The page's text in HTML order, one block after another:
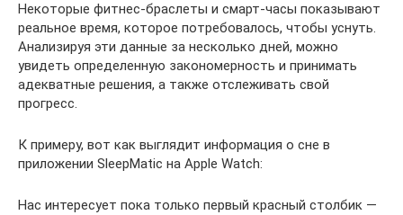
Некоторые фитнес-браслеты и смарт-часы показывают
реальное время, которое потребовалось, чтобы уснуть.
Анализируя эти данные за несколько дней, можно
увидеть определенную закономерность и принимать
адекватные решения, а также отслеживать свой
прогресс.
К примеру, вот как выглядит информация о сне в
приложении SleepMatic на Apple Watch:
Нас интересует пока только первый красный столбик —